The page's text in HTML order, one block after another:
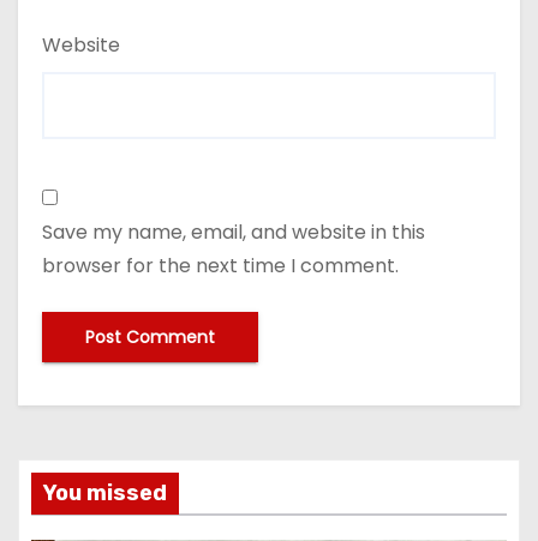
Website
Save my name, email, and website in this
browser for the next time I comment.
You missed